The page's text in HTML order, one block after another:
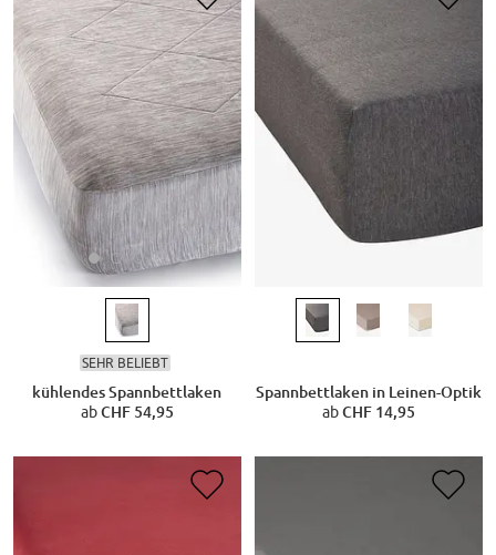
SEHR BELIEBT
kühlendes Spannbettlaken
abCHF 54,95
Spannbettlaken in Leinen-Optik
abCHF 14,95